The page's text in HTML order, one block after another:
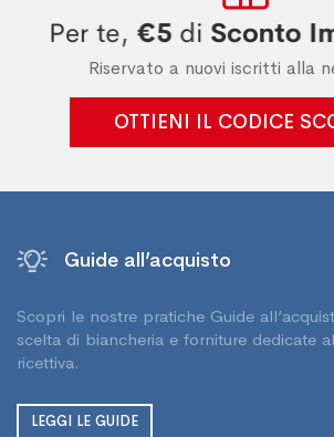
Riservato a nuovi iscritti alla
OTTIENI IL CODICE
Guide all’acquisto
Scopri le nostre pratiche Guide
scelta di biancheria e forniture dedicate
ricettiva.
LEGGI LE GUIDE